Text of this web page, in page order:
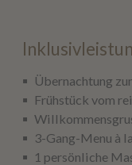
Übernachtung
Frühstück vom
3-Gang-Menu à
1 persönliche